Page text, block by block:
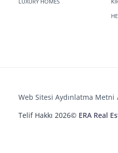
Web Sitesi Aydınlatma Metni
Telif Hakkı 2026© ERA Real